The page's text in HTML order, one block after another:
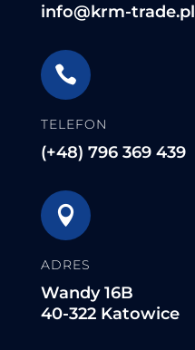
info@krm-trade.pl

TELEFON
(+48) 796 369 439

ADRES
Wandy 16B
40-322 Katowice